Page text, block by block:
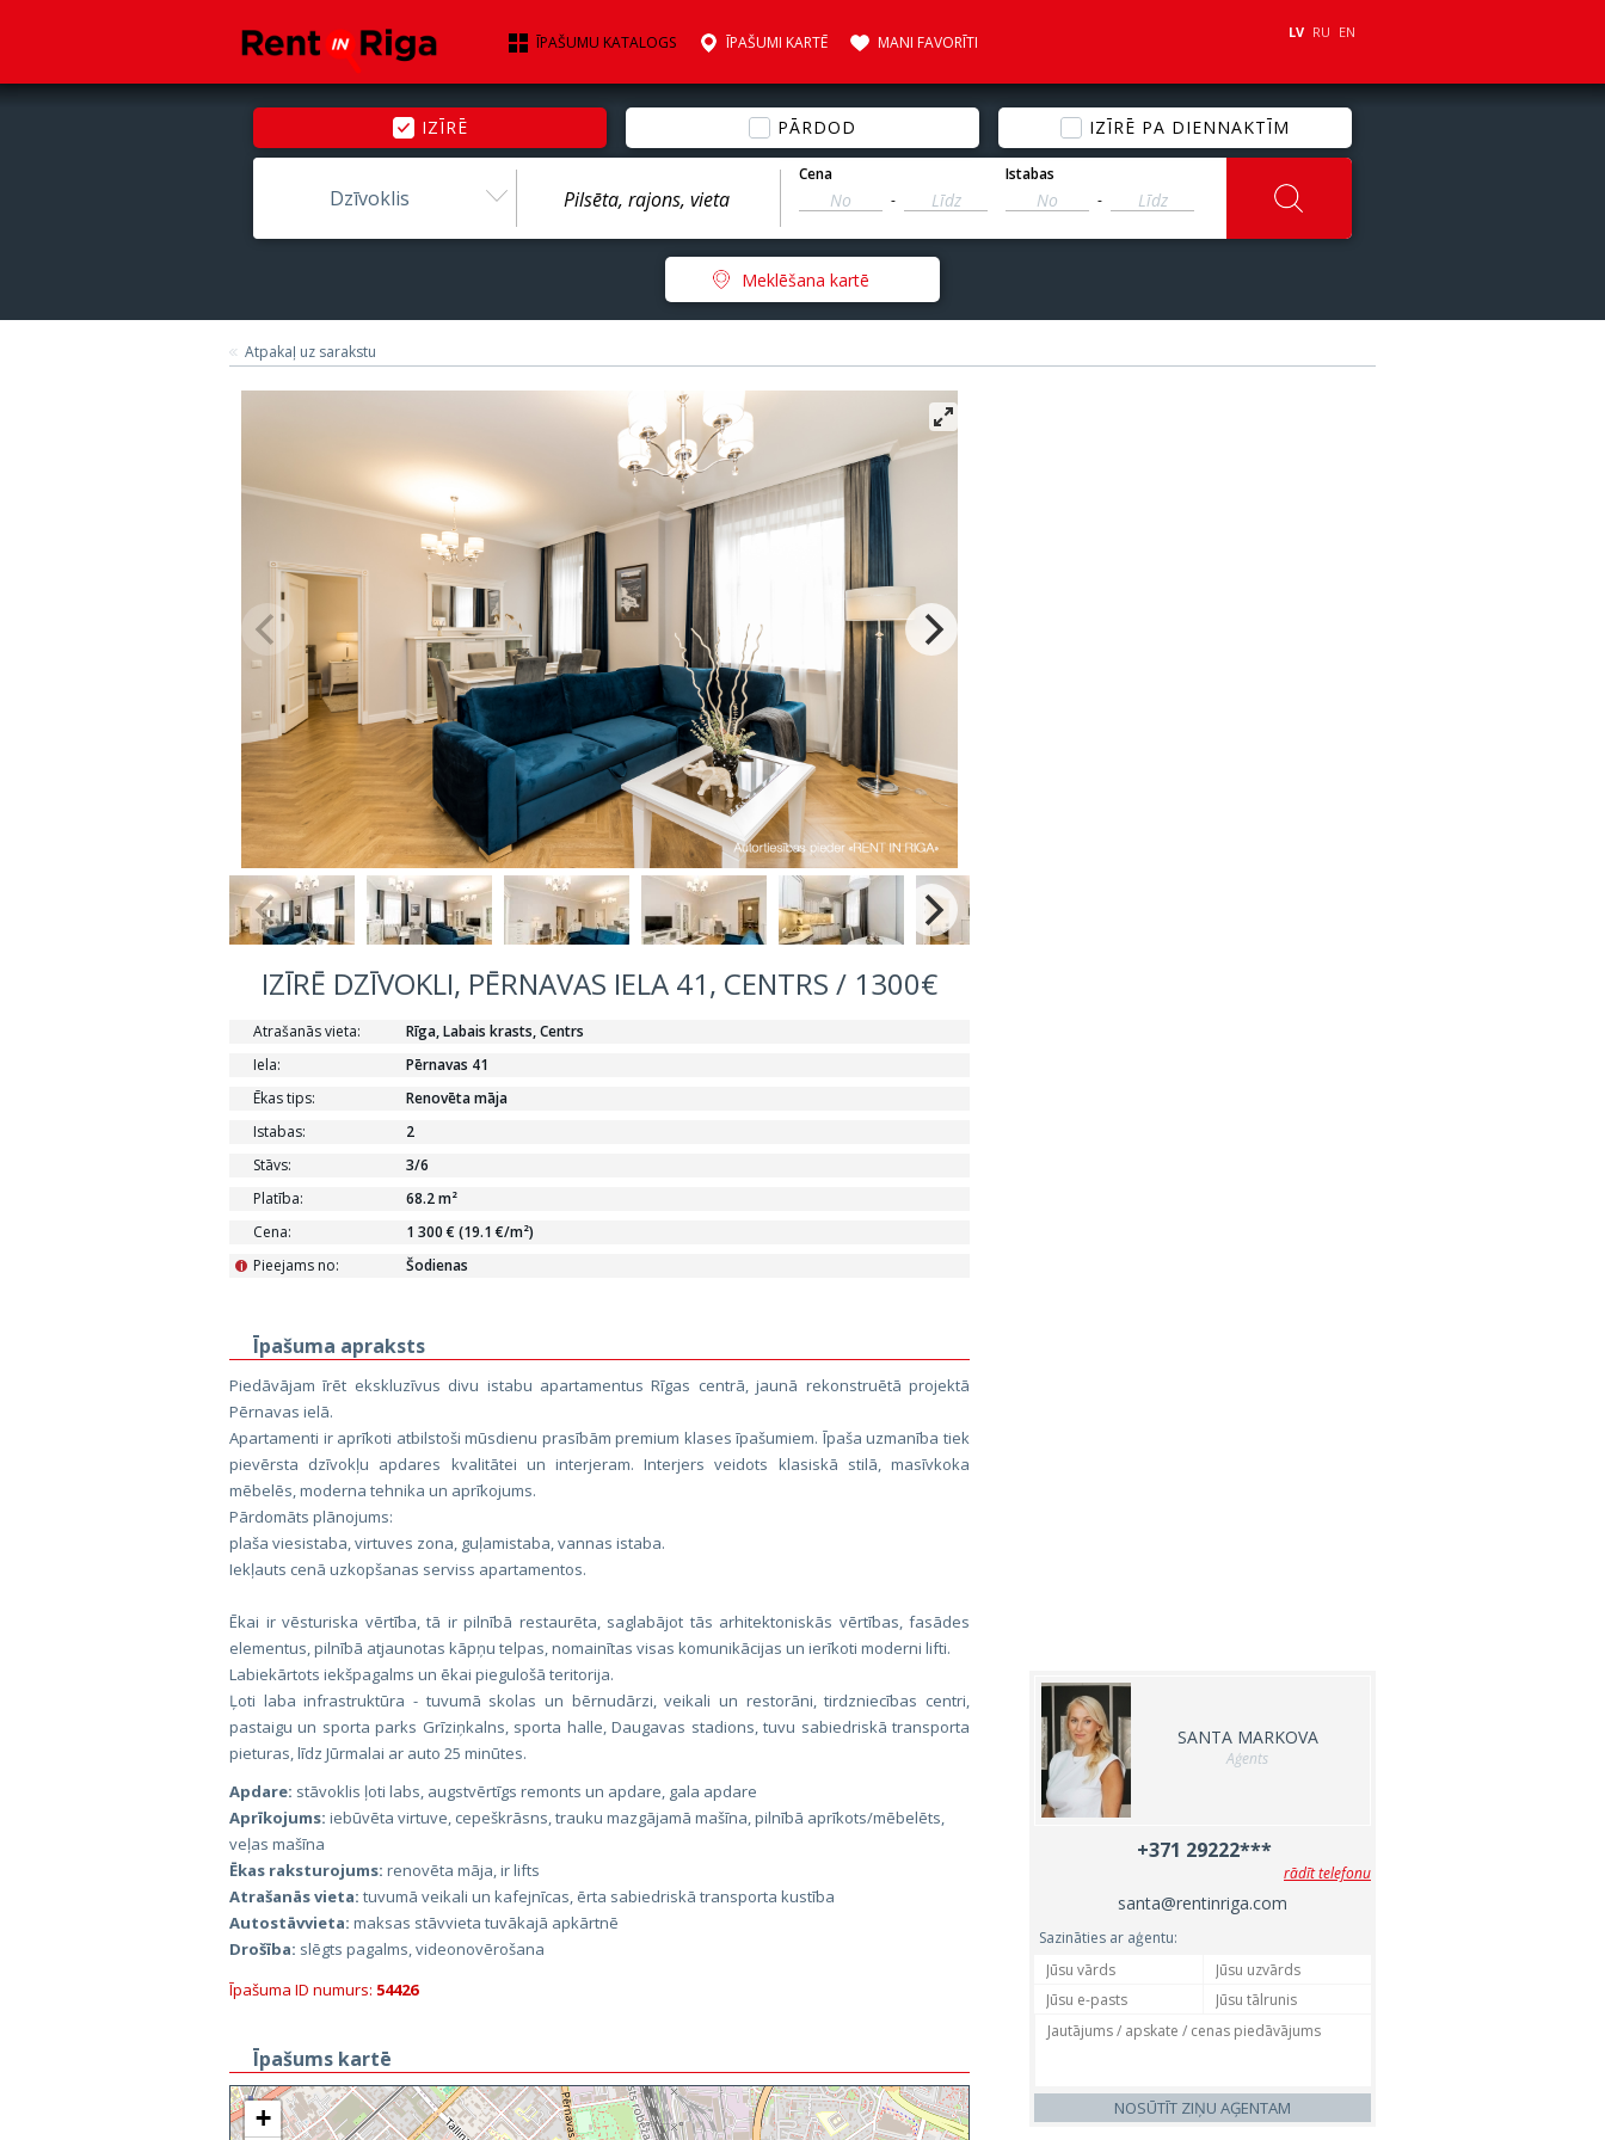
ĪPAŠUMU KATALOGS ĪPAŠUMI KARTĒ MANI FAVORĪTI
LV RU EN
IZĪRĒ PĀRDOD IZĪRĒ PA DIENNAKTĪM
Dzīvoklis
Cena
-
Istabas
-
Meklēšana kartē
Atpakaļ uz sarakstu
IZĪRĒ DZĪVOKLI, PĒRNAVAS IELA 41, CENTRS / 1300€
Atrašanās vieta:
Rīga, Labais krasts, Centrs
Iela:
Pērnavas 41
Ēkas tips:
Renovēta māja
Istabas:
2
Stāvs:
3/6
Platība:
68.2 m²
Cena:
1 300 € (19.1 €/m²)
Pieejams no:
i Šodienas
Īpašuma apraksts
Piedāvājam īrēt ekskluzīvus divu istabu apartamentus Rīgas centrā, jaunā rekonstruētā projektā
Pērnavas ielā.
Apartamenti ir aprīkoti atbilstoši mūsdienu prasībām premium klases īpašumiem. Īpaša uzmanība tiek
pievērsta dzīvokļu apdares kvalitātei un interjeram. Interjers veidots klasiskā stilā, masīvkoka
mēbelēs, moderna tehnika un aprīkojums.
Pārdomāts plānojums:
plaša viesistaba, virtuves zona, guļamistaba, vannas istaba.
Iekļauts cenā uzkopšanas serviss apartamentos.
Ēkai ir vēsturiska vērtība, tā ir pilnībā restaurēta, saglabājot tās arhitektoniskās vērtības, fasādes
elementus, pilnībā atjaunotas kāpņu telpas, nomainītas visas komunikācijas un ierīkoti moderni lifti.
Labiekārtots iekšpagalms un ēkai piegulošā teritorija.
Ļoti laba infrastruktūra - tuvumā skolas un bērnudārzi, veikali un restorāni, tirdzniecības centri,
pastaigu un sporta parks Grīziņkalns, sporta halle, Daugavas stadions, tuvu sabiedriskā transporta
pieturas, līdz Jūrmalai ar auto 25 minūtes.
Apdare: stāvoklis ļoti labs, augstvērtīgs remonts un apdare, gala apdare
Aprīkojums: iebūvēta virtuve, cepeškrāsns, trauku mazgājamā mašīna, pilnībā aprīkots/mēbelēts,
veļas mašīna
Ēkas raksturojums: renovēta māja, ir lifts
Atrašanās vieta: tuvumā veikali un kafejnīcas, ērta sabiedriskā transporta kustība
Autostāvvieta: maksas stāvvieta tuvākajā apkārtnē
Drošība: slēgts pagalms, videonovērošana
Īpašuma ID numurs: 54426
Īpašums kartē
+
SANTA MARKOVA
Aģents
+371 29222***
rādīt telefonu
santa@rentinriga.com
Sazināties ar aģentu:
NOSŪTĪT ZIŅU AĢENTAM